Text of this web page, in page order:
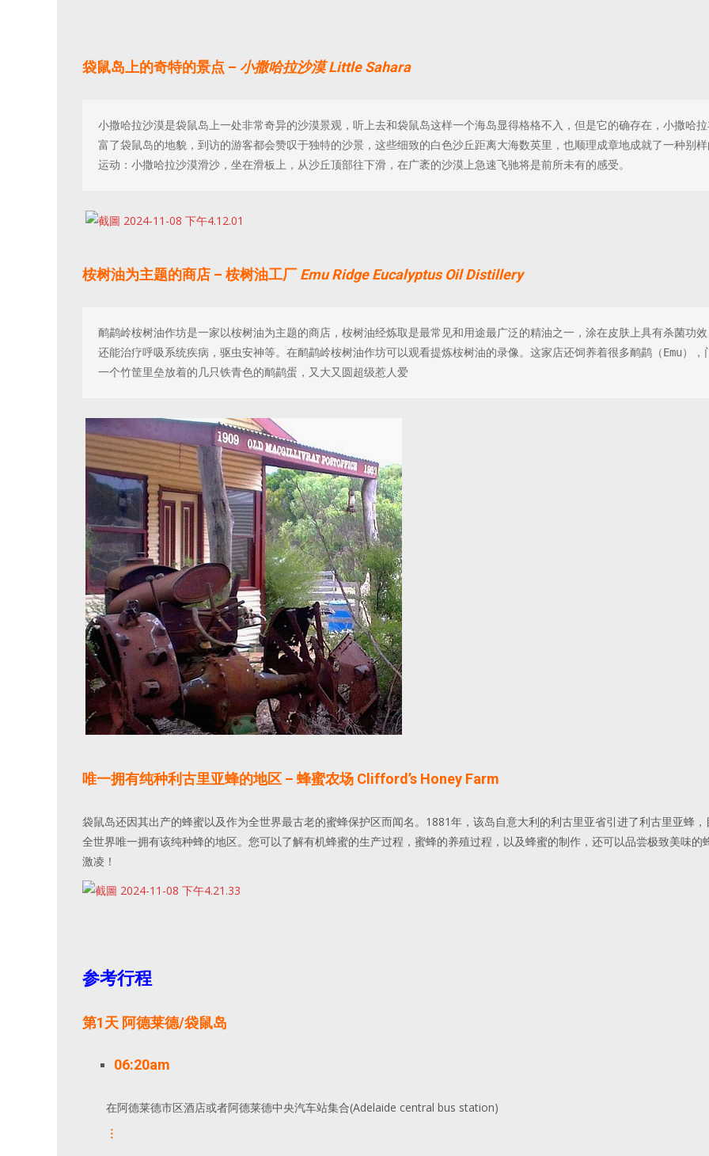
袋鼠岛上的奇特的景点 – 小撒哈拉沙漠 Little Sahara
小撒哈拉沙漠是袋鼠岛上一处非常奇异的沙漠景观，听上去和袋鼠岛这样一个海岛显得格格不入，但是它的确存在，小撒哈
富了袋鼠岛的地貌，到访的游客都会赞叹于独特的沙景，这些细致的白色沙丘距离大海数英里，也顺理成章地成就了一种别
运动：小撒哈拉沙漠滑沙，坐在滑板上，从沙丘顶部往下滑，在广袤的沙漠上急速飞驰将是前所未有的感受。
桉树油为主题的商店 – 桉树油工厂 Emu Ridge Eucalyptus Oil Distillery
鸸鹋岭桉树油作坊是一家以桉树油为主题的商店，桉树油经炼取是最常见和用途最广泛的精油之一，涂在皮肤上具有杀菌功
还能治疗呼吸系统疾病，驱虫安神等。在鸸鹋岭桉树油作坊可以观看提炼桉树油的录像。这家店还饲养着很多鸸鹋（Emu），
一个竹筐里垒放着的几只铁青色的鸸鹋蛋，又大又圆超级惹人爱
唯一拥有纯种利古里亚蜂的地区 – 蜂蜜农场 Clifford’s Honey Farm
袋鼠岛还因其出产的蜂蜜以及作为全世界最古老的蜜蜂保护区而闻名。 1881年，该岛自意大利的利古里亚省引进了利古里亚蜂，
全世界唯一拥有该纯种蜂的地区。您可以了解有机蜂蜜的生产过程，蜜蜂的养殖过程，以及蜂蜜的制作，还可以品尝极致美味的
激凌！
参考行程
第1天 阿德莱德/袋鼠岛
06:20am
在阿德莱德市区酒店或者阿德莱德中央汽车站集合(Adelaide central bus station)
︙